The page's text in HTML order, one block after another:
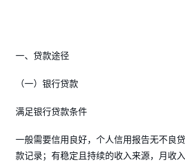
一、贷款途径
（一）银行贷款
满足银行贷款条件
一般需要信用良好，个人信用报告无不良
款记录；有稳定且持续的收入来源，月收